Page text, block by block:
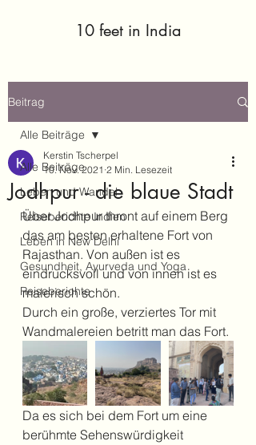
10 feet in India
Beitrag
Alle Beiträge
Leben und Wandel
Reiseberichte Indien
Leben in New Delhi
Gesundheit, Ayurveda und Yoga
Reiseberichte
Alle Beiträge
Jodhpur - die blaue Stadt
Kerstin Tscherpel
10. Nov. 2021 2 Min. Lesezeit
Über Jodhpur thront auf einem Berg
das am besten erhaltene Fort von
Rajasthan. Von außen ist es
eindrucksvoll und von innen ist es
malerisch schön.
Durch ein große, verziertes Tor mit
Wandmalereien betritt man das Fort.
Da es sich bei dem Fort um eine
berühmte Sehenswürdigkeit